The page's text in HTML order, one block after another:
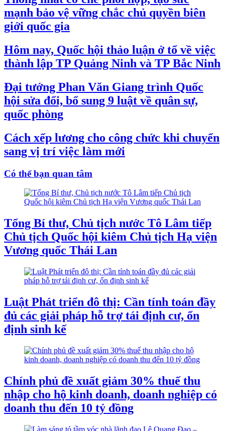
mạnh bảo vệ vững chắc chủ quyền biên
giới quốc gia
Hôm nay, Quốc hội thảo luận ở tổ về việc
thành lập TP Quảng Ninh và TP Bắc Ninh
Đại tướng Phan Văn Giang trình Quốc
hội sửa đổi, bổ sung 9 luật về quân sự,
quốc phòng
Cách xếp lương cho công chức khi chuyển
sang vị trí việc làm mới
Có thể bạn quan tâm
Tổng Bí thư, Chủ tịch nước Tô Lâm tiếp
Chủ tịch Quốc hội kiêm Chủ tịch Hạ viện
Vương quốc Thái Lan
Luật Phát triển đô thị: Cần tính toán đầy
đủ các giải pháp hỗ trợ tái định cư, ổn
định sinh kế
Chính phủ đề xuất giảm 30% thuế thu
nhập cho hộ kinh doanh, doanh nghiệp có
doanh thu đến 10 tỷ đồng